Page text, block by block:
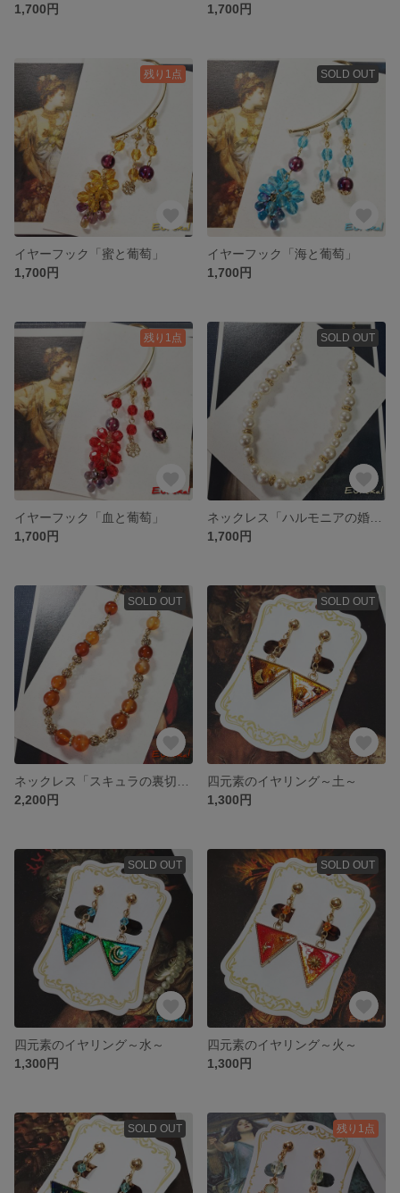
1,700円
1,700円
残り1点
イヤーフック「蜜と葡萄」
1,700円
SOLD OUT
イヤーフック「海と葡萄」
1,700円
残り1点
イヤーフック「血と葡萄」
1,700円
SOLD OUT
1,700円
SOLD OUT
2,200円
SOLD OUT
四元素のイヤリング～土～
1,300円
SOLD OUT
四元素のイヤリング～水～
1,300円
SOLD OUT
四元素のイヤリング～火～
1,300円
SOLD OUT 残り1点